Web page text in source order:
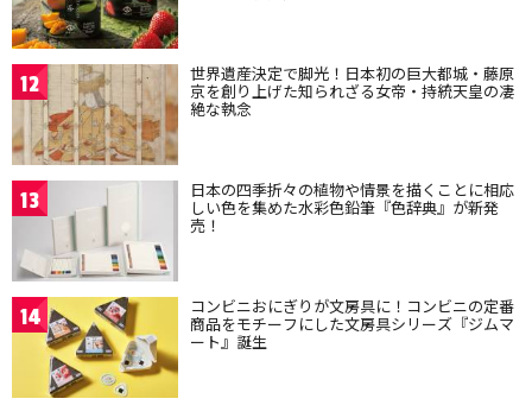
12 世界遺産決定で脚光！日本初の巨大都城・藤原
京を創り上げた知られざる女帝・持統天皇の凄
絶な執念
13 日本の四季折々の植物や情景を描くことに相応
しい色を集めた水彩色鉛筆『色辞典』が新発
売！
14 コンビニおにぎりが文房具に！コンビニの定番
商品をモチーフにした文房具シリーズ『ジムマ
ート』誕生